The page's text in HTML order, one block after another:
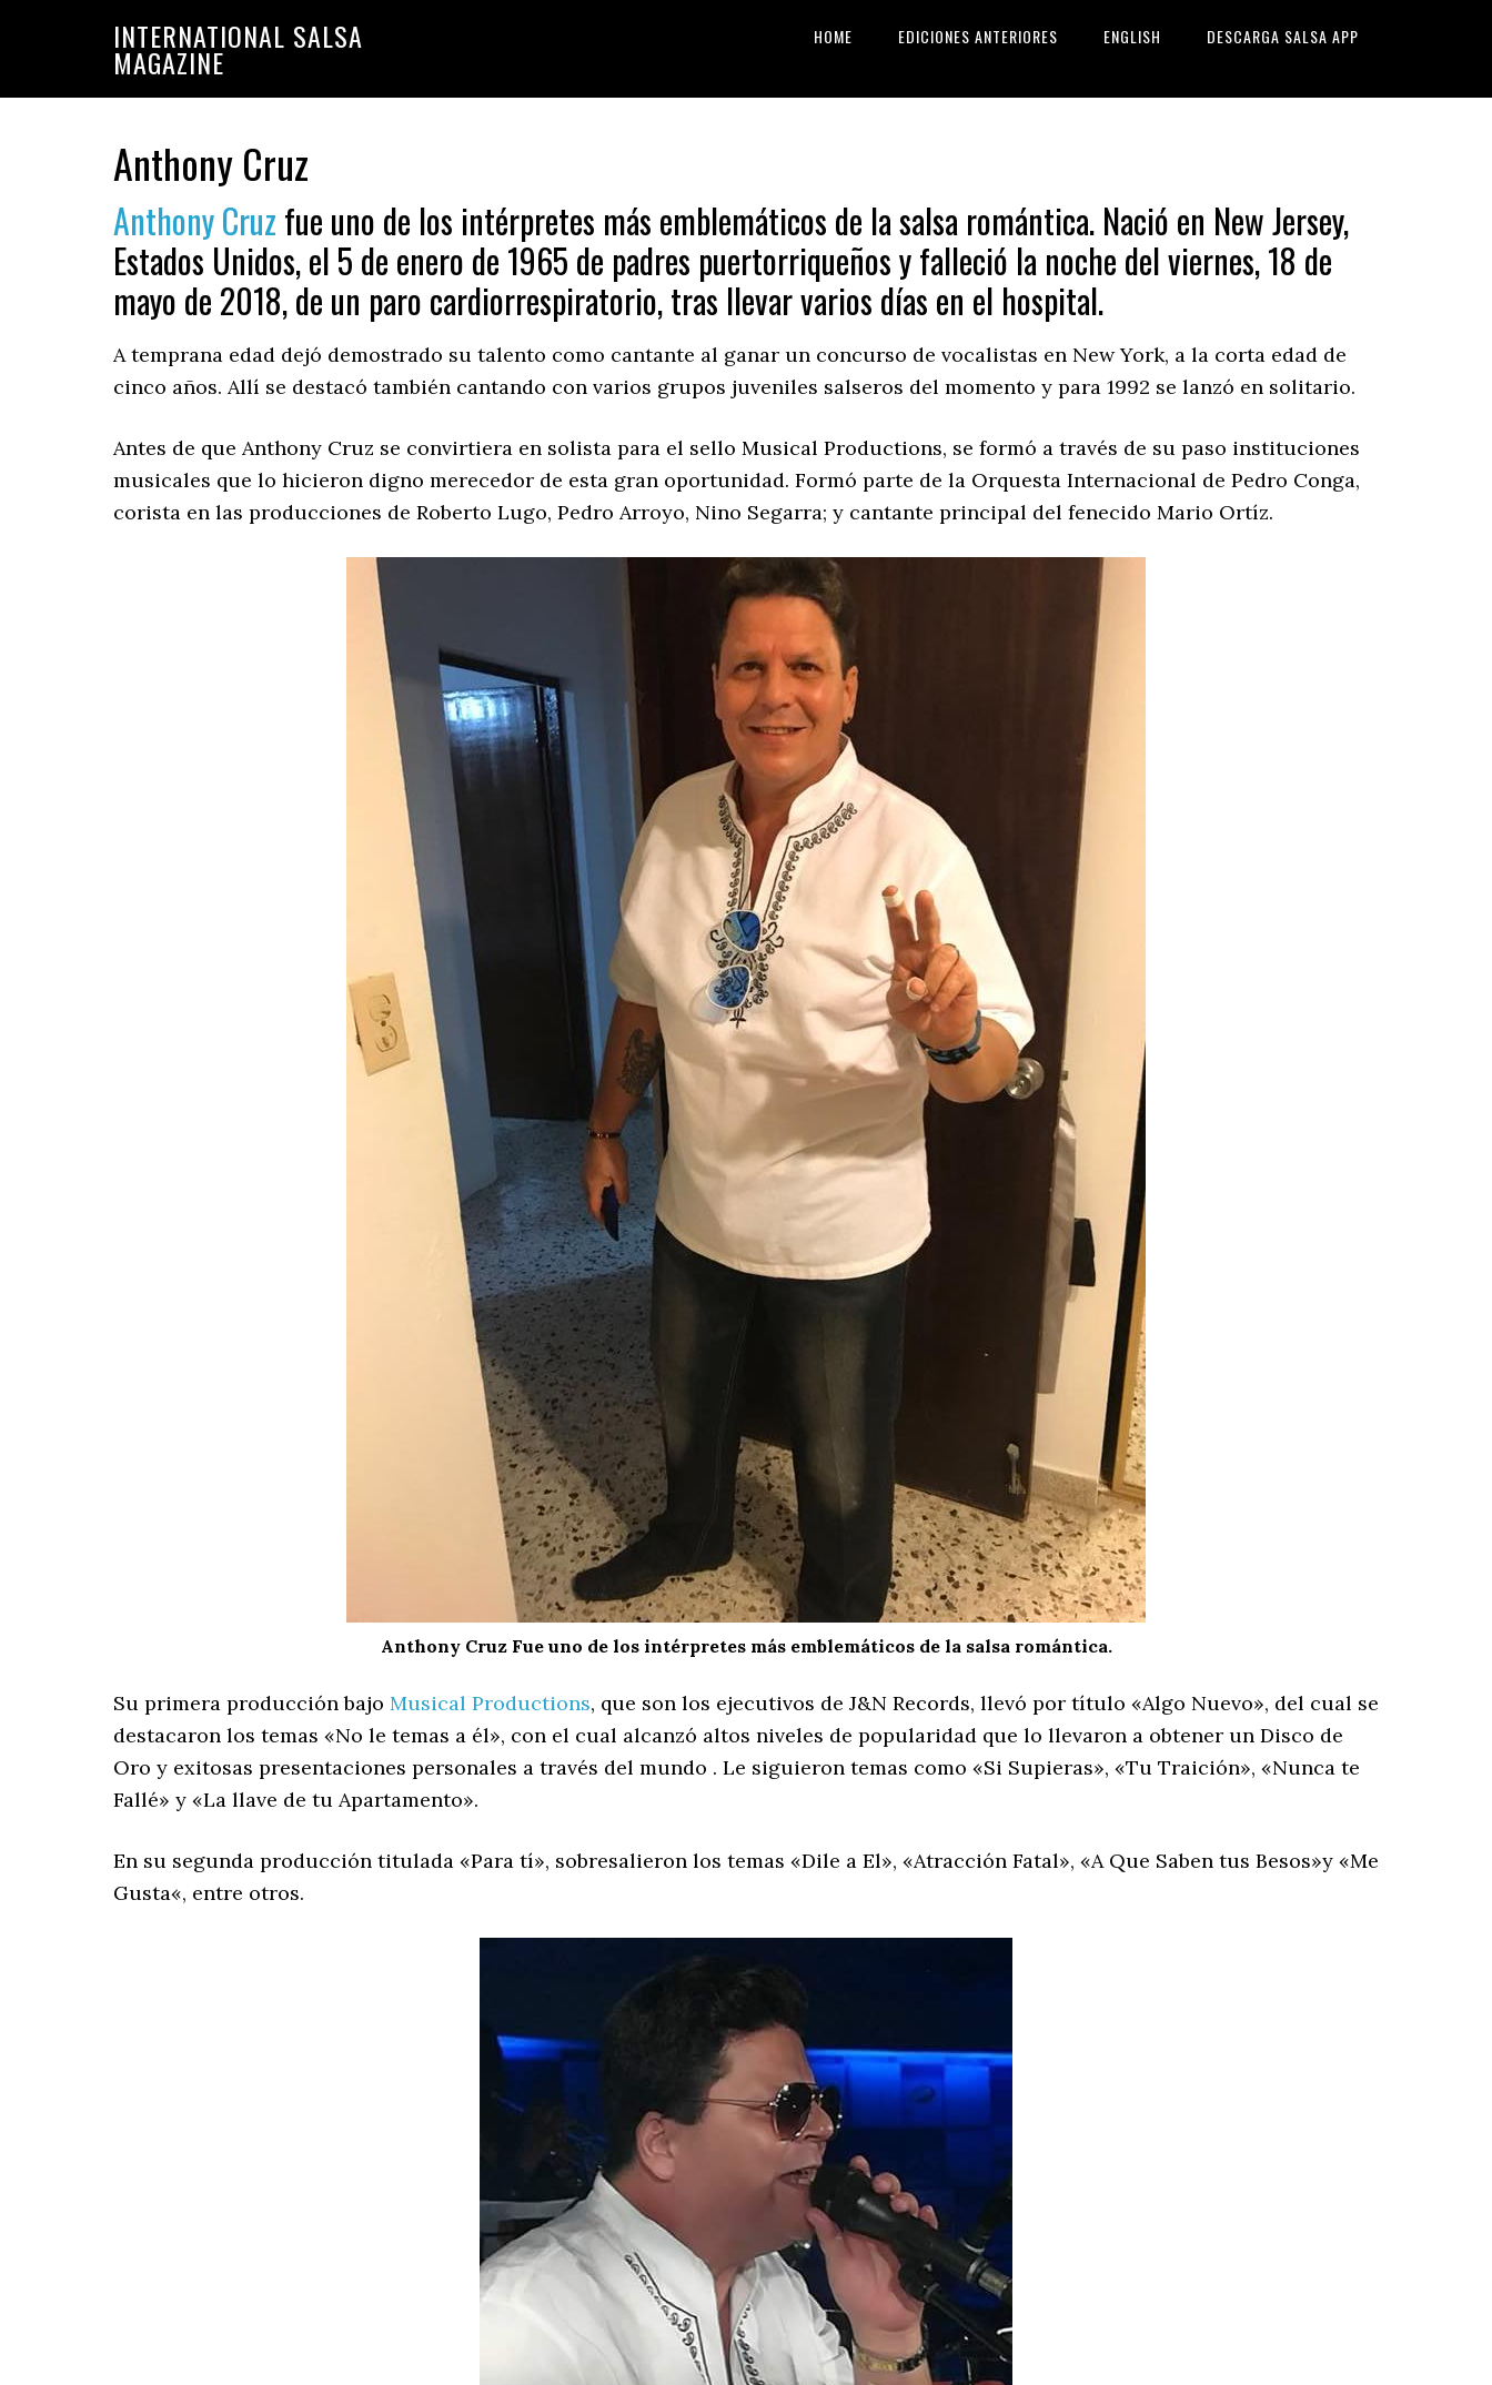
INTERNATIONAL SALSA
MAGAZINE
HOME EDICIONES ANTERIORES ENGLISH DESCARGA SALSA APP
Anthony Cruz
Anthony Cruz fue uno de los intérpretes más emblemáticos de la salsa romántica. Nació en New Jersey,
Estados Unidos, el 5 de enero de 1965 de padres puertorriqueños y falleció la noche del viernes, 18 de
mayo de 2018, de un paro cardiorrespiratorio, tras llevar varios días en el hospital.
A temprana edad dejó demostrado su talento como cantante al ganar un concurso de vocalistas en New York, a la corta edad de
cinco años. Allí se destacó también cantando con varios grupos juveniles salseros del momento y para 1992 se lanzó en solitario.
Antes de que Anthony Cruz se convirtiera en solista para el sello Musical Productions, se formó a través de su paso instituciones
musicales que lo hicieron digno merecedor de esta gran oportunidad. Formó parte de la Orquesta Internacional de Pedro Conga,
corista en las producciones de Roberto Lugo, Pedro Arroyo, Nino Segarra; y cantante principal del fenecido Mario Ortíz.
Anthony Cruz Fue uno de los intérpretes más emblemáticos de la salsa romántica.
Su primera producción bajo Musical Productions, que son los ejecutivos de J&N Records, llevó por título «Algo Nuevo», del cual se
destacaron los temas «No le temas a él», con el cual alcanzó altos niveles de popularidad que lo llevaron a obtener un Disco de
Oro y exitosas presentaciones personales a través del mundo . Le siguieron temas como «Si Supieras», «Tu Traición», «Nunca te
Fallé» y «La llave de tu Apartamento».
En su segunda producción titulada «Para tí», sobresalieron los temas «Dile a El», «Atracción Fatal», «A Que Saben tus Besos»y «Me
Gusta«, entre otros.